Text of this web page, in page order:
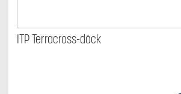
ITP Terracross-däck